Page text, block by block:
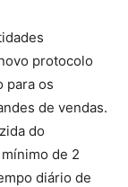
protocolo
para os
de vendas.
do
de 2
diário de